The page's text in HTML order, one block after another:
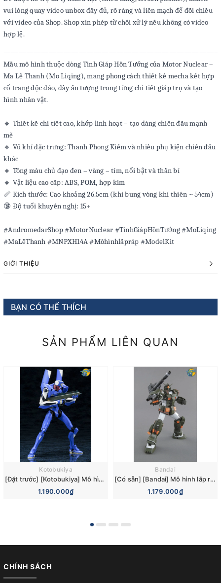
vui lòng quay video unbox đầy đủ, rõ ràng và liền mạch để đối chiếu
với video của Shop. Shop xin phép từ chối xử lý nếu không có video
hợp lệ.
Mẫu mô hình thuộc dòng Tinh Giáp Hồn Tướng của Motor Nuclear –
Ma Lễ Thanh (Mo Liqing), mang phong cách thiết kế mecha kết hợp
cổ trang độc đáo, đầy ấn tượng trong từng chi tiết giáp trụ và tạo
hình nhân vật.
🔸 Thiết kế chi tiết cao, khớp linh hoạt – tạo dáng chiến đấu mạnh
mẽ
🔸 Vũ khí đặc trưng: Thanh Phong Kiếm và nhiều phụ kiện chiến đấu
khác
🔸 Tông màu chủ đạo đen – vàng – tím, nổi bật và thần bí
🔸 Vật liệu cao cấp: ABS, POM, hợp kim
📏 Kích thước: Cao khoảng 26.5cm (khi bung vòng khí thiên ~54cm)
🔞 Độ tuổi khuyến nghị: 15+
#AndromedarShop #MotorNuclear #TinhGiápHồnTướng #MoLiqing
#MaLễThanh #MNPXH14A #Môhìnhlắpráp #ModelKit
GIỚI THIỆU
BẠN CÓ THỂ THÍCH
SẢN PHẨM LIÊN QUAN
Kotobukiya
[Đặt trước] [Kotobukiya] Mô hình lắp ráp EVA-00 PROTO TYPE TV Ver. (Evangelion) Model Kit
1.190.000₫
Bandai
[Có sẵn] [Bandai] Mô hình lắp ráp Master Grade MG 1/100 Full Armor Gundam Model Kit
1.179.000₫
CHÍNH SÁCH